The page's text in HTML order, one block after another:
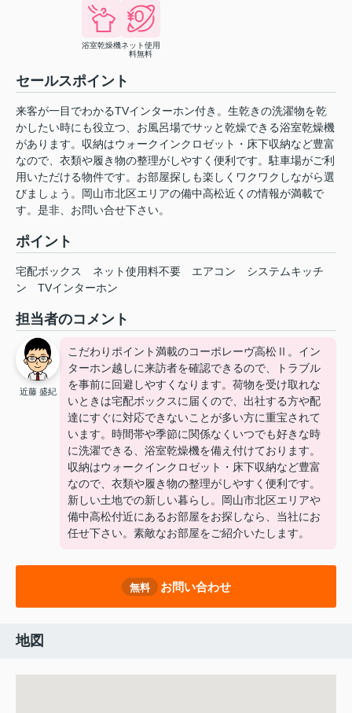
浴室乾燥機ネット使用
料無料
セールスポイント
来客が一目でわかるTVインターホン付き。生乾きの洗濯物を乾
かしたい時にも役立つ、お風呂場でサッと乾燥できる浴室乾燥機
があります。収納はウォークインクロゼット・床下収納など豊富
なので、衣類や履き物の整理がしやすく便利です。駐車場がご利
用いただける物件です。お部屋探しも楽しくワクワクしながら選
びましょう。岡山市北区エリアの備中高松近くの情報が満載で
す。是非、お問い合せ下さい。
ポイント
宅配ボックス ネット使用料不要 エアコン
システムキッチ
ン
TVインターホン
担当者のコメント
近藤 盛紀
こだわりポイント満載のコーポレーヴ高松Ⅱ。イン
ターホン越しに来訪者を確認できるので、トラブル
を事前に回避しやすくなります。荷物を受け取れな
いときは宅配ボックスに届くので、出社する方や配
達にすぐに対応できないことが多い方に重宝されて
います。時間帯や季節に関係なくいつでも好きな時
に洗濯できる、浴室乾燥機を備え付けております。
収納はウォークインクロゼット・床下収納など豊富
なので、衣類や履き物の整理がしやすく便利です。
新しい土地での新しい暮らし。岡山市北区エリアや
備中高松付近にあるお部屋をお探しなら、当社にお
任せ下さい。素敵なお部屋をご紹介いたします。
無料 お問い合わせ
地図